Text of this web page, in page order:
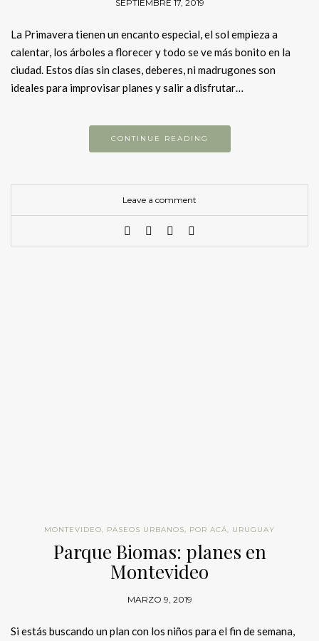
SEPTIEMBRE 17, 2019
La Primavera tienen un encanto especial, el sol empieza a
calentar, los árboles a florecer y todo se ve más bonito en la
ciudad. Estos días sin clases, deberes, ni madrugones son
ideales para improvisar planes y salir a disfrutar…
CONTINUE READING
Leave a comment
MONTEVIDEO PASEOS URBANOS POR ACÁ URUGUAY
Parque Biomas: planes en
Montevideo
MARZO 9, 2019
Si estás buscando un plan con los niños para el fin de semana,